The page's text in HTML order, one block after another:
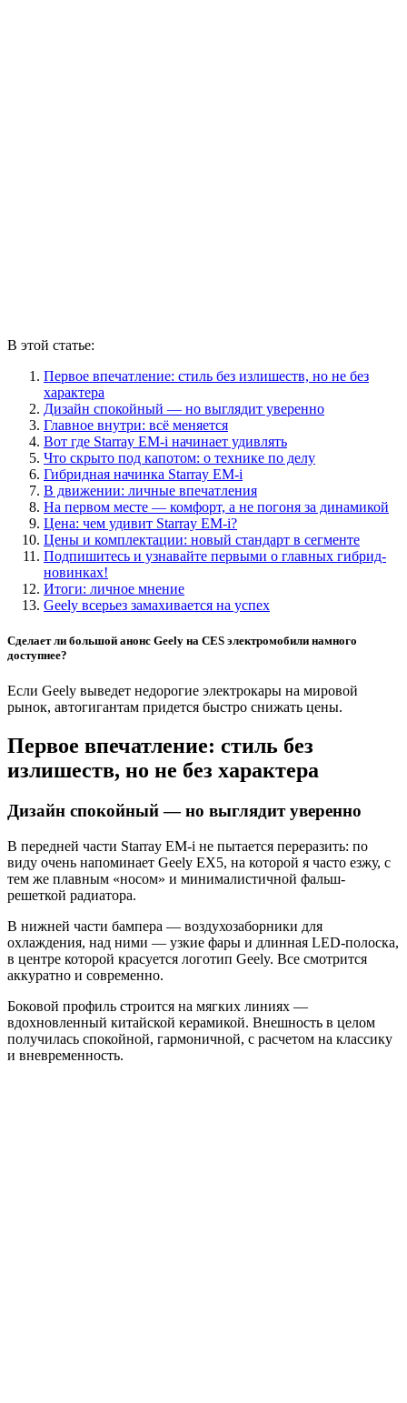
В этой статье:
Первое впечатление: стиль без излишеств, но не без
характера
Дизайн спокойный — но выглядит уверенно
Главное внутри: всё меняется
Вот где Starray EM-i начинает удивлять
Что скрыто под капотом: о технике по делу
Гибридная начинка Starray EM-i
В движении: личные впечатления
На первом месте — комфорт, а не погоня за динамикой
Цена: чем удивит Starray EM-i?
Цены и комплектации: новый стандарт в сегменте
Подпишитесь и узнавайте первыми о главных гибрид-
новинках!
Итоги: личное мнение
Geely всерьез замахивается на успех
Сделает ли большой анонс Geely на CES электромобили намного
доступнее?
Если Geely выведет недорогие электрокары на мировой
рынок, автогигантам придется быстро снижать цены.
Первое впечатление: стиль без
излишеств, но не без характера
Дизайн спокойный — но выглядит уверенно
В передней части Starray EM-i не пытается переразить: по
виду очень напоминает Geely EX5, на которой я часто езжу, с
тем же плавным «носом» и минималистичной фальш-
решеткой радиатора.
В нижней части бампера — воздухозаборники для
охлаждения, над ними — узкие фары и длинная LED-полоска,
в центре которой красуется логотип Geely. Все смотрится
аккуратно и современно.
Боковой профиль строится на мягких линиях —
вдохновленный китайской керамикой. Внешность в целом
получилась спокойной, гармоничной, с расчетом на классику
и вневременность.